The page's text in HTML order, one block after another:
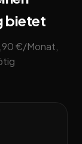
bietet
€/Monat,